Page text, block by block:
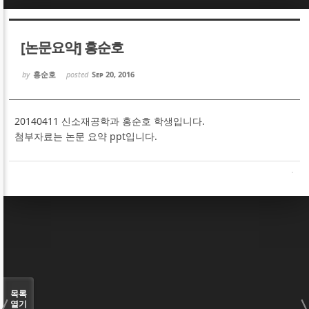
[논문요약] 홍순호
by 홍순호 posted Sep 20, 2016
20140411 신소재공학과 홍순호 학생입니다.
첨부자료는 논문 요약 ppt입니다.
목록
열기
Sketchbook5, 스케치북5
Sketchbook5, 스케치북5
Sketchbook5, 스케치북5
Sketchbook5, 스케치북5